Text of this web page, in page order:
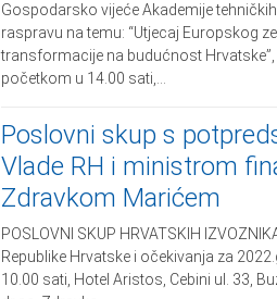
Gospodarsko vijeće Akademije
raspravu na temu: “Utjecaj Europskog
transformacije na budućnost
početkom u 14.00 sati,...
Poslovni skup s
Vlade RH i ministrom
Zdravkom Marićem
POSLOVNI SKUP HRVATSKIH
Republike Hrvatske i očekivanja za
10.00 sati, Hotel Aristos, Cebini ul. 33,